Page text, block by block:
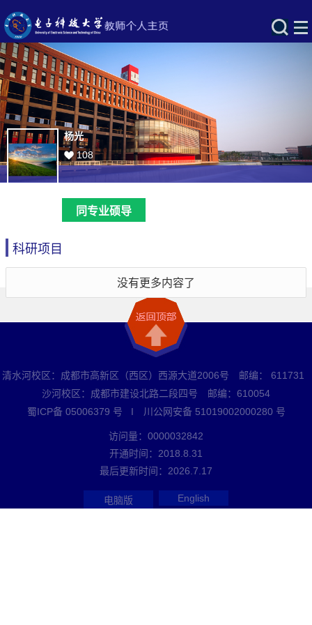
杨光
108
同专业硕导
科研项目
没有更多内容了
清水河校区：成都市高新区（西区）西源大道2006号 邮编： 611731
沙河校区：成都市建设北路二段四号 邮编：610054
蜀ICP备 05006379 号 I 川公网安备 51019002000280 号
访问量： 0000032842
开通时间： 2018 8 31
最后更新时间： 2026 7 17
电脑版 English